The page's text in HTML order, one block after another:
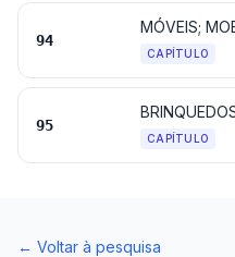
94
CAPÍTULO
95
CAPÍTULO
← Voltar à pesquisa